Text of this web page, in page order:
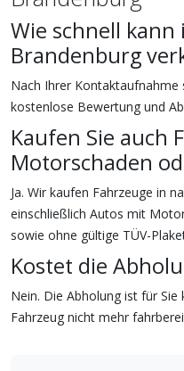
Wie schnell
Brandenburg
Nach Ihrer
kostenlose Bewertung und
Kaufen Sie auch
Motorschaden
Ja. Wir kaufen Fahrzeuge in
einschließlich Autos mit
sowie ohne gültige TÜV-
Kostet die
Nein. Die Abholung ist für
Fahrzeug nicht mehr